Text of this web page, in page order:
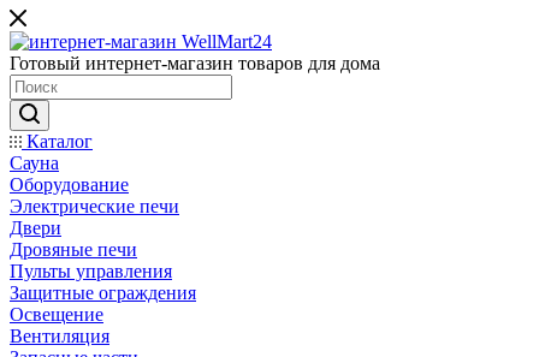
Готовый интернет-магазин товаров для дома
Каталог
Сауна
Оборудование
Электрические печи
Двери
Дровяные печи
Пульты управления
Защитные ограждения
Освещение
Вентиляция